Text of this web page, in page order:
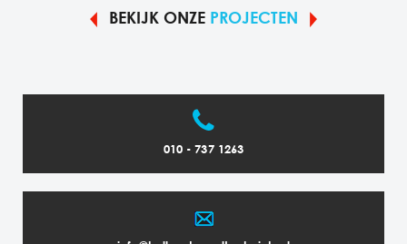
BEKIJK ONZE PROJECTEN
010 - 737 1263